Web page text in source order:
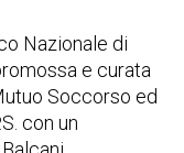
Nazionale di
e curata
Soccorso ed
con un